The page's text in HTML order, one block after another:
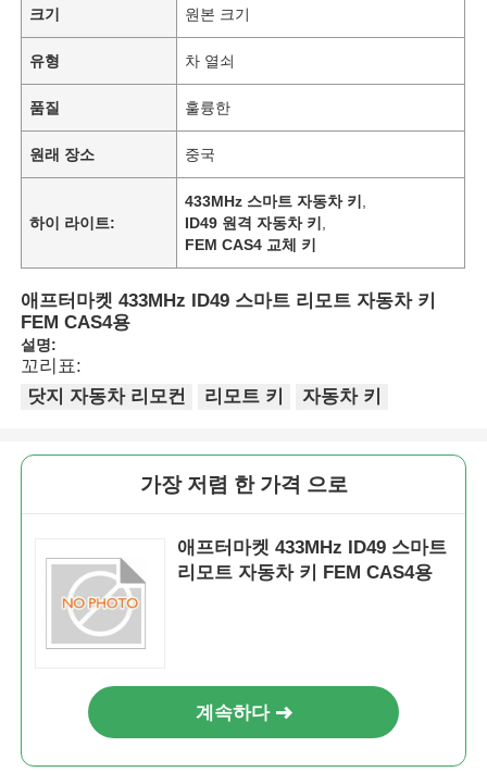
크기 원본 크기
유형 차 열쇠
품질 훌륭한
원래 장소 중국
하이 라이트:
433MHz 스마트 자동차 키
ID49 원격 자동차 키
FEM CAS4 교체 키
애프터마켓 433MHz ID49 스마트 리모트 자동차 키
FEM CAS4용
설명:
꼬리표:
닷지 자동차 리모컨
리모트 키 자동차 키
가장 저렴 한 가격 으로
애프터마켓 433MHz ID49 스마트
리모트 자동차 키 FEM CAS4용
계속하다